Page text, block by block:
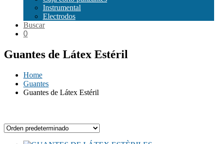
Instrumental
Electrodos
Buscar
0
Guantes de Látex Estéril
Home
Guantes
Guantes de Látex Estéril